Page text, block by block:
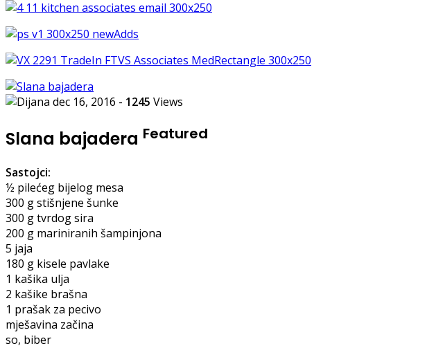
dec 16, 2016 - 1245 Views
Slana bajadera Featured
Sastojci:
½ pilećeg bijelog mesa
300 g stišnjene šunke
300 g tvrdog sira
200 g mariniranih šampinjona
5 jaja
180 g kisele pavlake
1 kašika ulja
2 kašike brašna
1 prašak za pecivo
mješavina začina
so, biber